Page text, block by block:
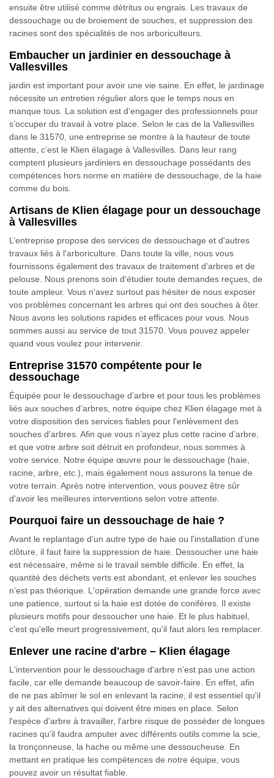
ensuite être utilisé comme détritus ou engrais. Les travaux de
dessouchage ou de broiement de souches, et suppression des
racines sont des spécialités de nos arboriculteurs.
Embaucher un jardinier en dessouchage à
Vallesvilles
jardin est important pour avoir une vie saine. En effet, le jardinage
nécessite un entretien régulier alors que le temps nous en
manque tous. La solution est d’engager des professionnels pour
s’occuper du travail à votre place. Selon le cas de la Vallesvilles
dans le 31570, une entreprise se montre à la hauteur de toute
attente, c’est le Klien élagage à Vallesvilles. Dans leur rang
comptent plusieurs jardiniers en dessouchage possédants des
compétences hors norme en matière de dessouchage, de la haie
comme du bois.
Artisans de Klien élagage pour un dessouchage
à Vallesvilles
L’entreprise propose des services de dessouchage et d'autres
travaux liés à l'arboriculture. Dans toute la ville, nous vous
fournissons également des travaux de traitement d'arbres et de
pelouse. Nous prenons soin d'étudier toute demandes reçues, de
toute ampleur. Vous n'avez surtout pas hésiter de nous exposer
vos problèmes concernant les arbres qui ont des souches à ôter.
Nous avons les solutions rapides et efficaces pour vous. Nous
sommes aussi au service de tout 31570. Vous pouvez appeler
quand vous voulez pour intervenir.
Entreprise 31570 compétente pour le
dessouchage
Équipée pour le dessouchage d’arbre et pour tous les problèmes
liés aux souches d’arbres, notre équipe chez Klien élagage met à
votre disposition des services fiables pour l'enlèvement des
souches d'arbres. Afin que vous n’ayez plus cette racine d’arbre,
et que votre arbre soit détruit en profondeur, nous sommes à
votre service. Notre équipe œuvre pour le dessouchage (haie,
racine, arbre, etc.), mais également nous assurons la tenue de
votre terrain. Après notre intervention, vous pouvez être sûr
d'avoir les meilleures interventions selon votre attente.
Pourquoi faire un dessouchage de haie ?
Avant le replantage d’un autre type de haie ou l'installation d’une
clôture, il faut faire la suppression de haie. Dessoucher une haie
est nécessaire, même si le travail semble difficile. En effet, la
quantité des déchets verts est abondant, et enlever les souches
n’est pas théorique. L'opération demande une grande force avec
une patience, surtout si la haie est dotée de conifères. Il existe
plusieurs motifs pour dessoucher une haie. Et le plus habituel,
c'est qu'elle meurt progressivement, qu'il faut alors les remplacer.
Enlever une racine d'arbre – Klien élagage
L'intervention pour le dessouchage d'arbre n'est pas une action
facile, car elle demande beaucoup de savoir-faire. En effet, afin
de ne pas abîmer le sol en enlevant la racine, il est essentiel qu'il
y ait des alternatives qui doivent être mises en place. Selon
l'espèce d'arbre à travailler, l'arbre risque de posséder de longues
racines qu’il faudra amputer avec différents outils comme la scie,
la tronçonneuse, la hache ou même une dessoucheuse. En
mettant en pratique les compétences de notre équipe, vous
pouvez avoir un résultat fiable.